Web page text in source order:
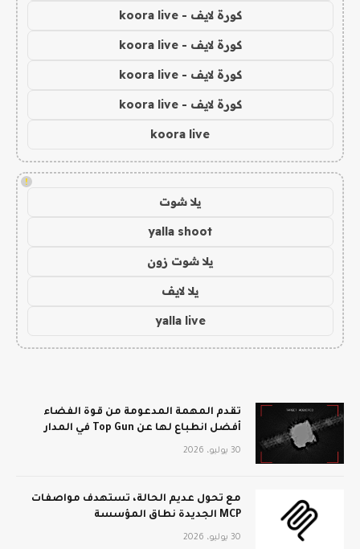
كورة لايف - koora live
كورة لايف - koora live
كورة لايف - koora live
كورة لايف - koora live
koora live
!
يلا شوت
yalla shoot
يلا شوت زون
يلا لايف
yalla live
تقدم المهمة المدعومة من قوة الفضاء
أفضل انطباع لها عن Top Gun في المدار
30 يوليو، 2026
مع تحول عديم الحالة، تستهدف مواصفات
MCP الجديدة نطاق المؤسسة
30 يوليو، 2026